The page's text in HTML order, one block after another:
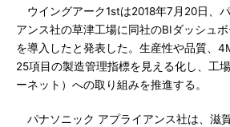
ウイングアーク1stは2018年7月20日、
アンス社の草津工場に同社のBIダッシュ
を導入したと発表した。生産性や品質、
25項目の製造管理指標を見える化し、工
ーネット）への取り組みを推進する。
パナソニック アプライアンス社は、滋